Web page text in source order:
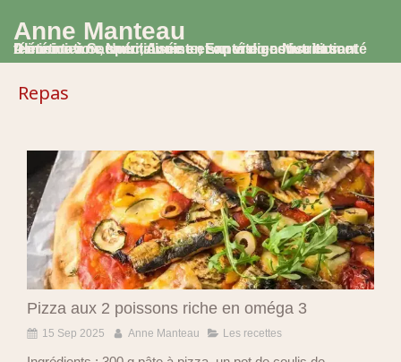
Anne Manteau
Diététicienne Nutritionniste, Experte en Nutrition et Alimentation, spécialisée en santé digestive et santé féminine à Saumur, Avoine et en visio consultation
Repas
Pizza aux 2 poissons riche en oméga 3
15 Sep 2025 Anne Manteau Les recettes